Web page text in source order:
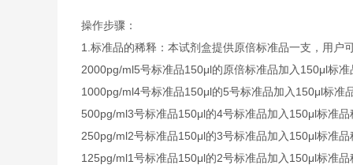
操作步骤：
1. 标准品的稀释：本试剂盒提供原倍标准品一支，用户
2000pg/ml5号标准品150μl的原倍标准品加入150μl标准
1000pg/ml4号标准品150μl的5号标准品加入150μl标准
500pg/ml3号标准品150μl的4号标准品加入150μl标准品
250pg/ml2号标准品150μl的3号标准品加入150μl标准品
125pg/ml1号标准品150μl的2号标准品加入150μl标准品